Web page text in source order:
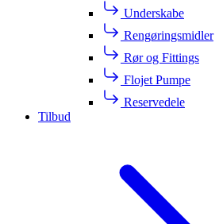
Underskabe
Rengøringsmidler
Rør og Fittings
Flojet Pumpe
Reservedele
Tilbud